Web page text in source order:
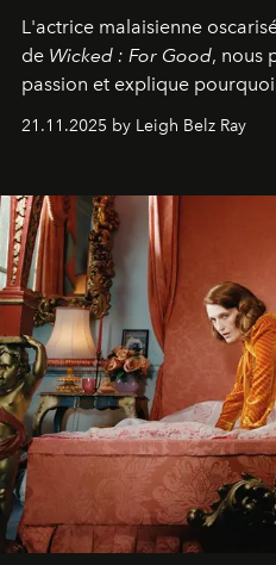
L'actrice malaisienne
de Wicked : For Good, nous
passion et explique
personnage qui dit : 'C'est
21.11.2025 by Leigh Belz Ray